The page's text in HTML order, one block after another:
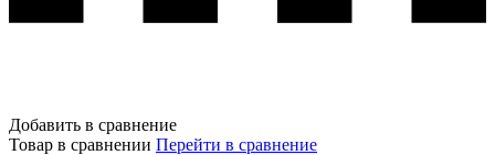
Добавить в сравнение
Товар в сравнении Перейти в сравнение